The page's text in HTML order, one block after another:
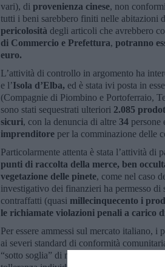
vari), di provenienza cinese, non
tutti i beni sarebbero finiti nelle abitazioni
pericolosità degli articoli che avrebbero
di Commercio e Prefettura, potranno
euro.
L’attività di controllo in argomento ha
e l’Isola d’Elba, ed è stata ivi posta in
(Compagnie di Piombino e Portoferraio,
sono stati sequestrati ulteriori 2.085
sicuri, con la denuncia di altre 34 persone
imprenditore per la comminazione delle
Particolarmente attenta è stata l’attività di
punti di raccolta della merce, ben
vegetazione delle pinete, come nel caso
investigativo dei finanzieri ha permesso
contraffatti (quasi millecinquecento i
le richiamate violazioni penali a carico
Per essere ammessi sul mercato italiano,
ai severi standard di conformità
“sotto soglia” di nocività, delle quali il